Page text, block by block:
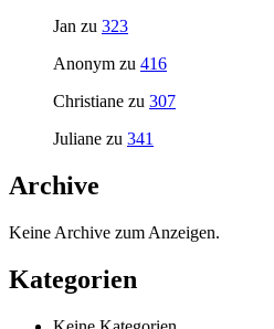
Jan zu 323
Anonym zu 416
Christiane zu 307
Juliane zu 341
Archive
Keine Archive zum Anzeigen.
Kategorien